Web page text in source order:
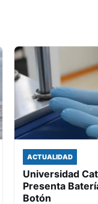
ACTUALIDAD
Universidad
Presenta
Botón